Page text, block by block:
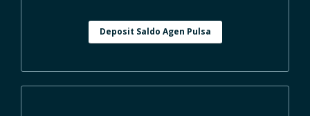
Deposit Saldo Agen Pulsa